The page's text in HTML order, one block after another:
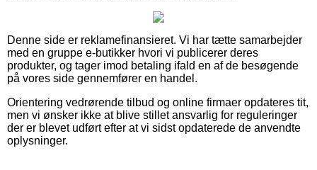
Denne side er reklamefinansieret. Vi har tætte samarbejder
med en gruppe e-butikker hvori vi publicerer deres
produkter, og tager imod betaling ifald en af de besøgende
på vores side gennemfører en handel.
Orientering vedrørende tilbud og online firmaer opdateres tit,
men vi ønsker ikke at blive stillet ansvarlig for reguleringer
der er blevet udført efter at vi sidst opdaterede de anvendte
oplysninger.